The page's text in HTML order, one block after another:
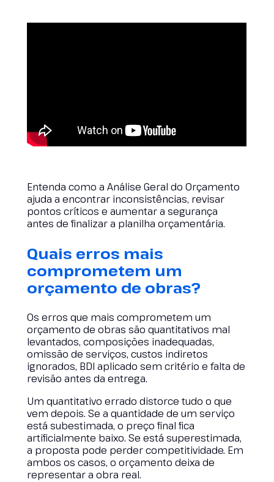
Entenda como a Análise Geral do Orçamento
ajuda a encontrar inconsistências, revisar
pontos críticos e aumentar a segurança
antes de finalizar a planilha orçamentária.
Quais erros mais
comprometem um
orçamento de obras?
Os erros que mais comprometem um
orçamento de obras são quantitativos mal
levantados, composições inadequadas,
omissão de serviços, custos indiretos
ignorados, BDI aplicado sem critério e falta de
revisão antes da entrega.
Um quantitativo errado distorce tudo o que
vem depois. Se a quantidade de um serviço
está subestimada, o preço final fica
artificialmente baixo. Se está superestimada,
a proposta pode perder competitividade. Em
ambos os casos, o orçamento deixa de
representar a obra real.